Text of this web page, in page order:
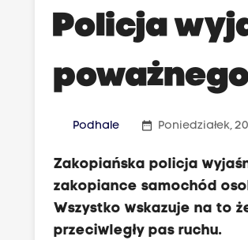
Policja
Podhale date_range Poniedziałek,
Zakopiańska policja
zakopiance samochód
Wszystko wskazuje na to
przeciwległy pas ruchu.